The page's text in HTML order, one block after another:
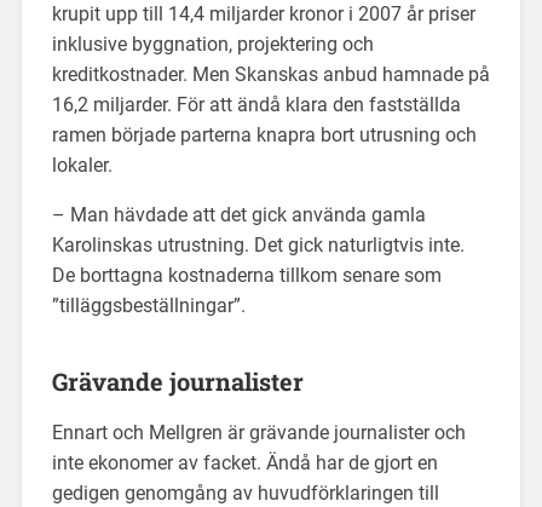
krupit upp till 14,4 miljarder kronor i 2007 år priser
inklusive byggnation, projektering och
kreditkostnader. Men Skanskas anbud hamnade på
16,2 miljarder. För att ändå klara den fastställda
ramen började parterna knapra bort utrusning och
lokaler.
– Man hävdade att det gick använda gamla
Karolinskas utrustning. Det gick naturligtvis inte.
De borttagna kostnaderna tillkom senare som
”tilläggsbeställningar”.
Grävande journalister
Ennart och Mellgren är grävande journalister och
inte ekonomer av facket. Ändå har de gjort en
gedigen genomgång av huvudförklaringen till